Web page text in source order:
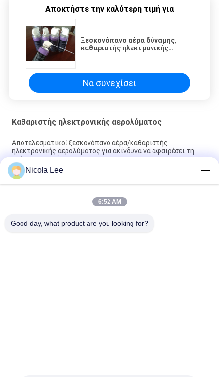
Αποκτήστε την καλύτερη τιμή για
Ξεσκονόπανο αέρα δύναμης,
καθαριστής ηλεκτρονικής
CD/τα πληκτρολόγια PC
Να συνεχίσει
Καθαριστής ηλεκτρονικής αερολύματος
Αποτελεσματικοί ξεσκονόπανο αέρα/καθαριστής
ηλεκτρονικής αερολύματος για ακίνδυνα να αφαιρέσει τη
σκόνη και την ίνα
152a Remover ξεσκονόπανων & ίνας για το λεπτό εξοπλισμό
και δύσκολο να επιτευχθεί τις περιοχές ακρίβειας
Γρήγορα ξεραίνοντας ψεκασμός επαφών για την αφαίρεση
Nicola Lee
6:52 AM
Good day, what product are you looking for?